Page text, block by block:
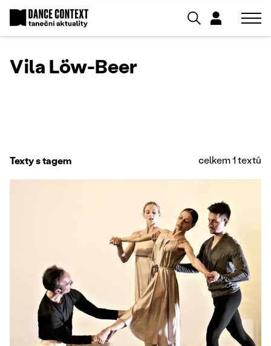
Vila Löw-Beer
Texty s tagem celkem 1 textů